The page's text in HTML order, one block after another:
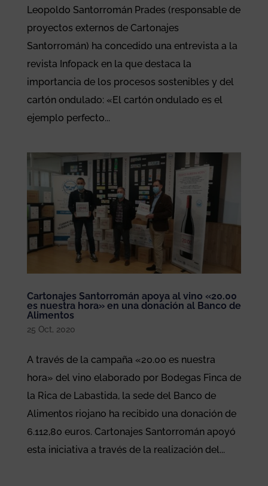
Leopoldo Santorromán Prades (responsable de
proyectos externos de Cartonajes
Santorromán) ha concedido una entrevista a la
revista Infopack en la que destaca la
importancia de los procesos sostenibles y del
cartón ondulado: «El cartón ondulado es el
ejemplo perfecto...
Cartonajes Santorromán apoya al vino «20.00
es nuestra hora» en una donación al Banco de
Alimentos
25 Oct, 2020
A través de la campaña «20.00 es nuestra
hora» del vino elaborado por Bodegas Finca de
la Rica de Labastida, la sede del Banco de
Alimentos riojano ha recibido una donación de
6.112,80 euros. Cartonajes Santorromán apoyó
esta iniciativa a través de la realización del...